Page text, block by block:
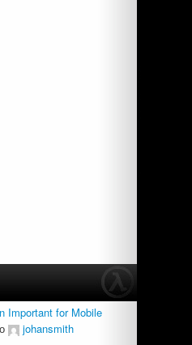
Important for Mobile
johansmith